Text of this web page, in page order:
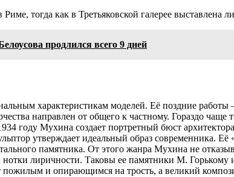
тогда как в Третьяковской галерее выставлена
продлился всего 9 дней
характеристикам моделей. Её поздние
направлен от общего к частному. Гораздо
году Мухина создает портретный бюст
утверждает идеальный образ современника.
памятника. От этого жанра Мухина не
лиричности. Таковы ее памятники М.
пожилым и опирающимся на трость, а великий